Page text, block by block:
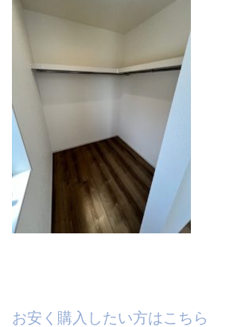
お安く購入したい方はこちら